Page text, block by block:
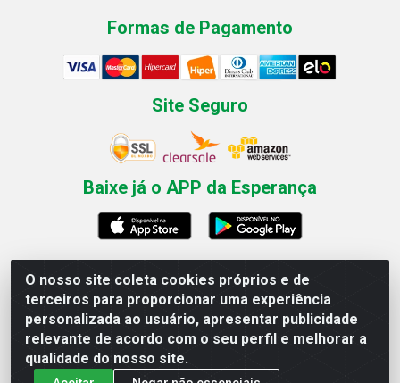
O nosso site coleta cookies próprios e de
terceiros para proporcionar uma experiência
personalizada ao usuário, apresentar publicidade
relevante de acordo com o seu perfil e melhorar a
qualidade do nosso site.
Formas de Pagamento
Site Seguro
Baixe já o APP da Esperança
Esperança Nordeste - Rua Professor Caldas Filho, 291 -
Estância - Recife / PE CEP: 50771-335 - CNPJ
03.666.136/0001-23